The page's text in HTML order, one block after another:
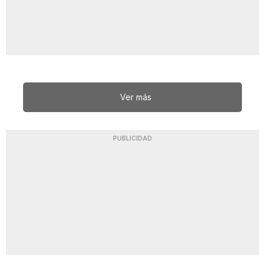
Ver más
PUBLICIDAD